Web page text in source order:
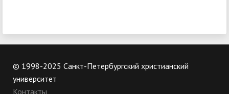
© 1998-2025 Санкт-Петербургский христианский
университет
Контакты